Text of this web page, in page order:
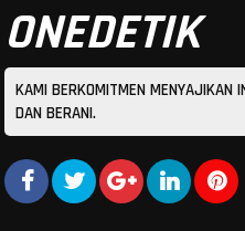
ONEDETIK
KAMI BERKOMITMEN MENYAJIKAN
DAN BERANI.